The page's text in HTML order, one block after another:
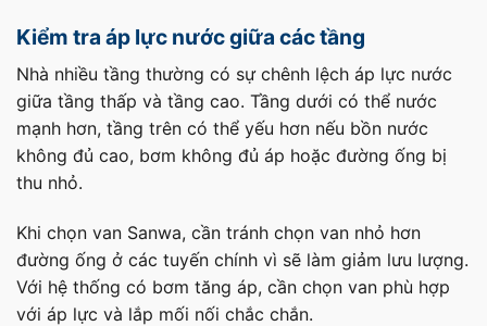
Kiểm tra áp lực nước giữa các tầng
Nhà nhiều tầng thường có sự chênh lệch áp lực nước
giữa tầng thấp và tầng cao. Tầng dưới có thể nước
mạnh hơn, tầng trên có thể yếu hơn nếu bồn nước
không đủ cao, bơm không đủ áp hoặc đường ống bị
thu nhỏ.
Khi chọn van Sanwa, cần tránh chọn van nhỏ hơn
đường ống ở các tuyến chính vì sẽ làm giảm lưu lượng.
Với hệ thống có bơm tăng áp, cần chọn van phù hợp
với áp lực và lắp mối nối chắc chắn.